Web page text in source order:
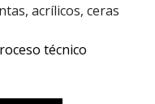
acrílicos, ceras
técnico